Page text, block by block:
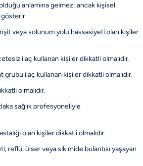
anlamına gelmez; ancak kişisel
gösterir.
veya solunum yolu hassasiyeti olan kişiler
ilaç kullanan kişiler dikkatli olmalıdır.
grubu ilaç kullanan kişiler dikkatli olmalıdır.
olmalıdır.
sağlık profesyoneliyle
olan kişiler dikkatli olmalıdır.
reflü, ülser veya sık mide bulantısı yaşayan